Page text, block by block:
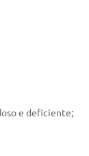
e deficiente;